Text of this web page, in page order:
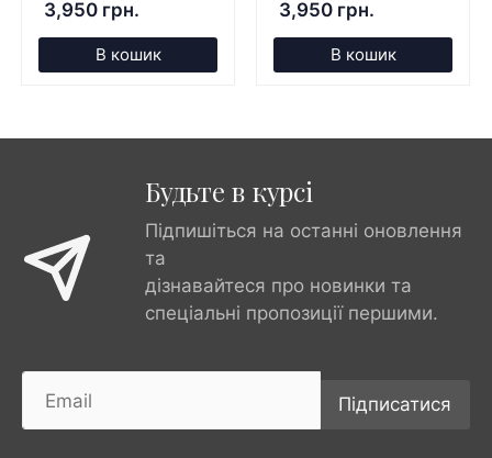
3,950 грн.
В кошик
3,950 грн.
В кошик
Будьте в курсі
Підпишіться на останні оновлення
та
дізнавайтеся про новинки та
спеціальні пропозиції першими.
Підписатися